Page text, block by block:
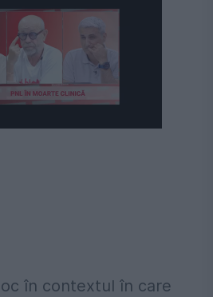
în contextul în care